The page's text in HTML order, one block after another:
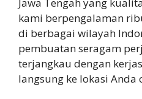
kami berpengalaman
di berbagai wilayah
pembuatan seragam
terjangkau dengan
langsung ke lokasi Anda